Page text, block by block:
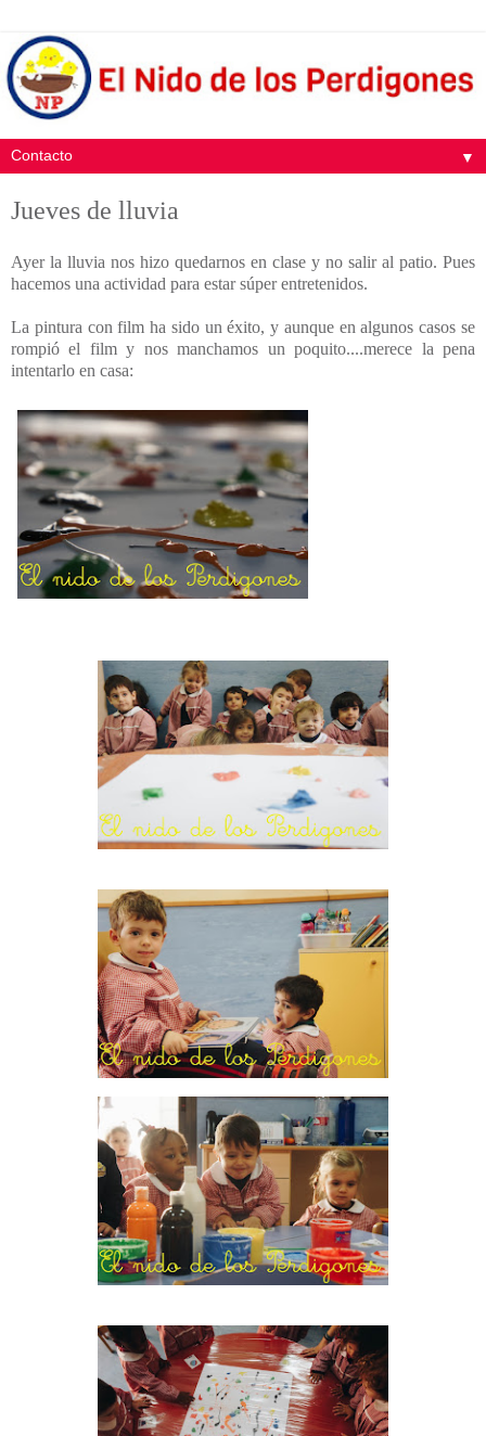
▼
Jueves de lluvia
Ayer la lluvia nos hizo quedarnos en clase y no salir al patio. Pues
hacemos una actividad para estar súper entretenidos.
La pintura con film ha sido un éxito, y aunque en algunos casos se
rompió el film y nos manchamos un poquito....merece la pena
intentarlo en casa: